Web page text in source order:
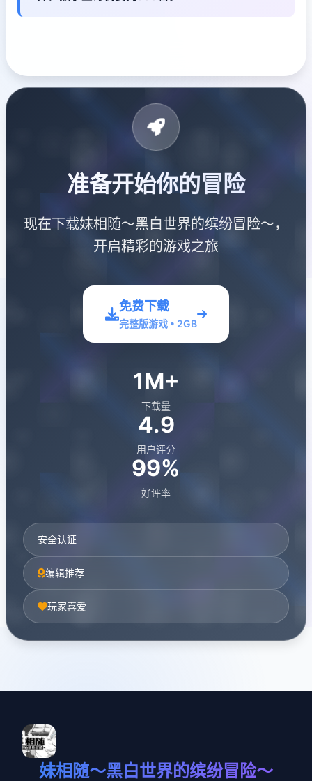
准备开始你的冒险
现在下载妹相随～黑白世界的缤纷冒险～，
开启精彩的游戏之旅
免费下载
完整版游戏 • 2GB
1M+
下载量
4.9
用户评分
99%
好评率
安全认证
编辑推荐
玩家喜爱
妹相随～黑白世界的缤纷冒险～